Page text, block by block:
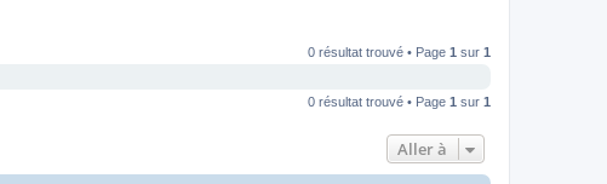
0 résultat trouvé • Page 1 sur 1
0 résultat trouvé • Page 1 sur 1
Aller à